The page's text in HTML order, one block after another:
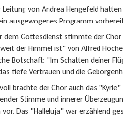
von Andrea Hengefeld
ausgewogenes Programm
dem Gottesdienst stimmte der
der Himmel ist" von Alfred
Botschaft: "Im Schatten deiner
tiefe Vertrauen und die
brachte der Chor auch das
Stimme und innerer
vor. Das "Halleluja" war erzählend